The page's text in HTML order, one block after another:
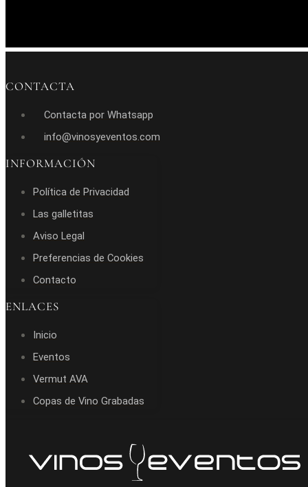
CONTACTA
Contacta por Whatsapp
info@vinosyeventos.com
INFORMACIÓN
Política de Privacidad
Las galletitas
Aviso Legal
Preferencias de Cookies
Contacto
ENLACES
Inicio
Eventos
Vermut AVA
Copas de Vino Grabadas